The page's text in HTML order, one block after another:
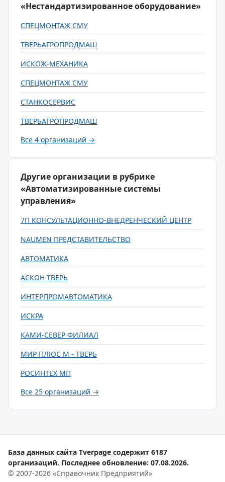
«Нестандартизированное оборудование»
СПЕЦМОНТАЖ СМУ
ТВЕРЬАГРОПРОДМАШ
ИСКОЖ-МЕХАНИКА
СПЕЦМОНТАЖ СМУ
СТАНКОСЕРВИС
ТВЕРЬАГРОПРОДМАШ
Все 4 организаций →
Другие организации в рубрике
«Автоматизированные системы
управления»
7П КОНСУЛЬТАЦИОННО-ВНЕДРЕНЧЕСКИЙ ЦЕНТР
NAUMEN ПРЕДСТАВИТЕЛЬСТВО
АВТОМАТИКА
АСКОН-ТВЕРЬ
ИНТЕРПРОМАВТОМАТИКА
ИСКРА
КАМИ-СЕВЕР ФИЛИАЛ
МИР ПЛЮС М - ТВЕРЬ
РОСИНТЕХ МП
Все 25 организаций →
База данных сайта Tverpage содержит 6187
организаций. Последнее обновление: 07.08.2026.
© 2007-2026 «Справочник Предприятий»